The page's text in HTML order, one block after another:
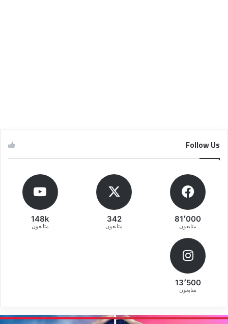
Follow Us
81٬000
متابعون
342
متابعون
148k
متابعون
13٬500
متابعون
طريقة